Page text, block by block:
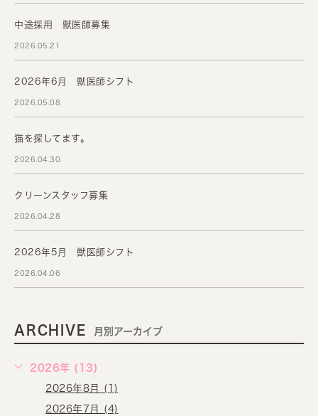
中途採用 獣医師募集
2026.05.21
2026年6月 獣医師シフト
2026.05.08
猫を探してます。
2026.04.30
クリーンスタッフ募集
2026.04.28
2026年5月 獣医師シフト
2026.04.06
ARCHIVE 月別アーカイブ
2026年 (13)
2026年8月 (1)
2026年7月 (4)